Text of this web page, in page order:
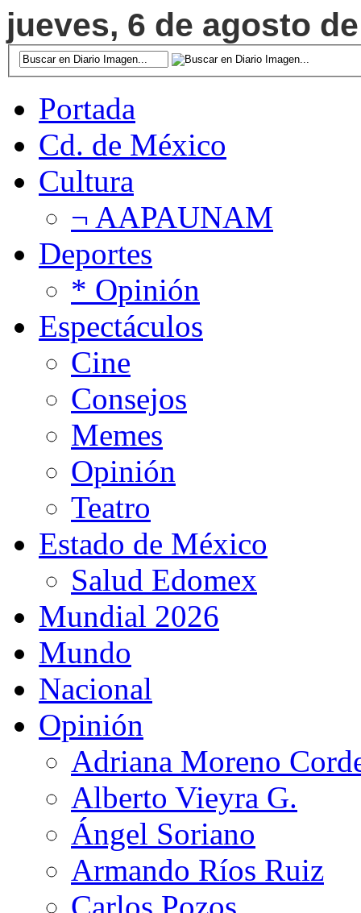
jueves, 6 de agosto
Portada
Cd. de México
Cultura
¬ AAPAUNAM
Deportes
* Opinión
Espectáculos
Cine
Consejos
Memes
Opinión
Teatro
Estado de México
Salud Edomex
Mundial 2026
Mundo
Nacional
Opinión
Adriana Moreno
Alberto Vieyra G.
Ángel Soriano
Armando Ríos Ruiz
Carlos Pozos